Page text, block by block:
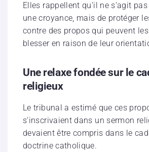
Elles rappellent qu’il ne s’agit
une croyance, mais de protéger
contre des propos qui peuvent
blesser en raison de leur
Une relaxe fondée sur le
religieux
Le tribunal a estimé que ces
s’inscrivaient dans un sermon
devaient être compris dans le
doctrine catholique.